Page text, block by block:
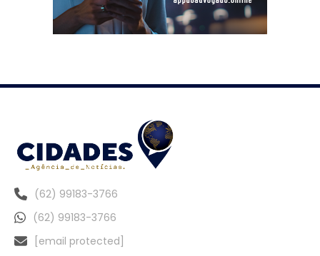
(62) 99183-3766
(62) 99183-3766
[email protected]